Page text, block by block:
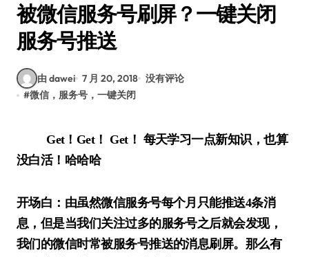
被微信服务号刷屏？一键关闭
服务号推送
由 dawei 7 月 20, 2018 没有评论
#微信，服务号，一键关闭
Get！Get！ Get！ 每天学习一点新知识，也算
没白活！哈哈哈
开场白：由虽然微信服务号每个月只能推送4条消
息，但是当我们关注过多的服务号之后就会发现，
我们的微信时常被服务号推送的消息刷屏。那么有